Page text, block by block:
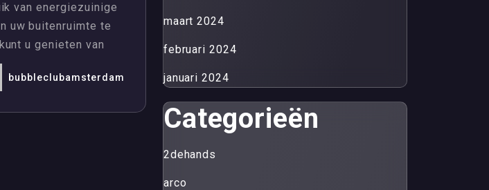
van energiezuinige
uw buitenruimte te
u genieten van
bubbleclubamsterdam
maart 2024
februari 2024
januari 2024
Categorieën
2dehands
arco